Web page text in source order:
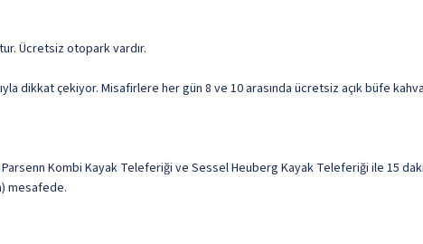
Ücretsiz otopark vardır.
çekiyor. Misafirlere her gün 8 ve 10 arasında ücretsiz açık büfe
Kombi Kayak Teleferiği ve Sessel Heuberg Kayak Teleferiği ile 15
mesafede.